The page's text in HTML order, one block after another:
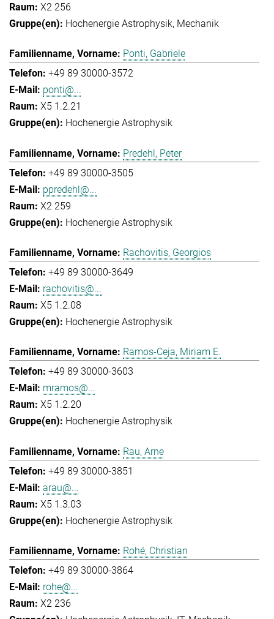
X2 256
Hochenergie Astrophysik Mechanik
Ponti, Gabriele
+49 89 30000-3572
ponti@...
X5 1.2.21
Hochenergie Astrophysik
Predehl, Peter
+49 89 30000-3505
ppredehl@...
X2 259
Hochenergie Astrophysik
Rachovitis, Georgios
+49 89 30000-3649
rachovitis@...
X5 1.2.08
Hochenergie Astrophysik
Ramos-Ceja, Miriam E.
+49 89 30000-3603
mramos@...
X5 1.2.20
Hochenergie Astrophysik
Rau, Arne
+49 89 30000-3851
arau@...
X5 1.3.03
Hochenergie Astrophysik
Rohé, Christian
+49 89 30000-3864
rohe@...
X2 236